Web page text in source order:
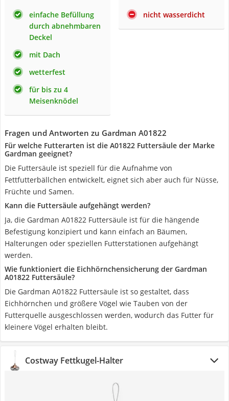
einfache Befüllung
durch abnehmbaren
Deckel
mit Dach
wetterfest
für bis zu 4
Meisenknödel
nicht wasserdicht
Fragen und Antworten zu Gardman A01822
Für welche Futterarten ist die A01822 Futtersäule der Marke
Gardman geeignet?
Die Futtersäule ist speziell für die Aufnahme von
Fettfutterbällchen entwickelt, eignet sich aber auch für Nüsse,
Früchte und Samen.
Kann die Futtersäule aufgehängt werden?
Ja, die Gardman A01822 Futtersäule ist für die hängende
Befestigung konzipiert und kann einfach an Bäumen,
Halterungen oder speziellen Futterstationen aufgehängt
werden.
Wie funktioniert die Eichhörnchensicherung der Gardman
A01822 Futtersäule?
Die Gardman A01822 Futtersäule ist so gestaltet, dass
Eichhörnchen und größere Vögel wie Tauben von der
Futterquelle ausgeschlossen werden, wodurch das Futter für
kleinere Vögel erhalten bleibt.
Costway Fettkugel-Halter